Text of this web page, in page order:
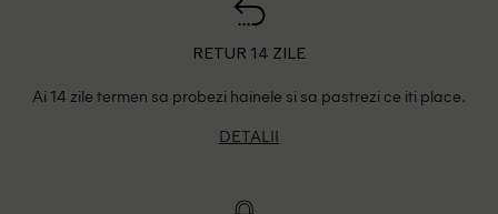
RETUR 14 ZILE
Ai 14 zile termen sa probezi hainele si sa pastrezi ce iti place.
DETALII